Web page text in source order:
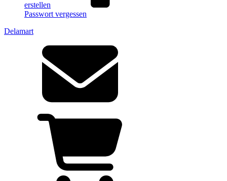
erstellen
Passwort vergessen
Delamart